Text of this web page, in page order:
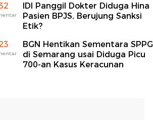
IDI Panggil Dokter Diduga Hina
Pasien BPJS, Berujung Sanksi
Etik?
BGN Hentikan Sementara SPPG
di Semarang usai Diduga Picu
700-an Kasus Keracunan